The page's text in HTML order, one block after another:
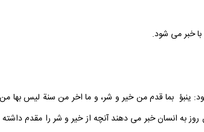
با خبر مى شود.
ينبؤ بما قدم من خير و شر، و ما اخر من سنة ليس بها
به انسان خبر مى دهند آنچه از خير و شر را مقدم داشته